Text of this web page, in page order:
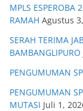
MPLS ESPEROBA
RAMAH Agustus
SERAH TERIMA
BAMBANGLIPURO
PENGUMUMAN
PENGUMUMAN
MUTASI Juli 1,